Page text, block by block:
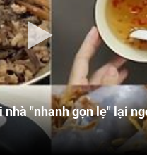
nhà "nhanh gọn lẹ" lại